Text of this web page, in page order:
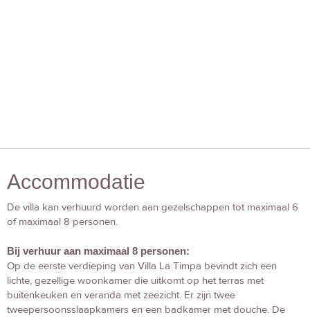
Accommodatie
De villa kan verhuurd worden aan gezelschappen tot maximaal 6
of maximaal 8 personen.
Bij verhuur aan maximaal 8 personen:
Op de eerste verdieping van Villa La Timpa bevindt zich een
lichte, gezellige woonkamer die uitkomt op het terras met
buitenkeuken en veranda met zeezicht. Er zijn twee
tweepersoonsslaapkamers en een badkamer met douche. De